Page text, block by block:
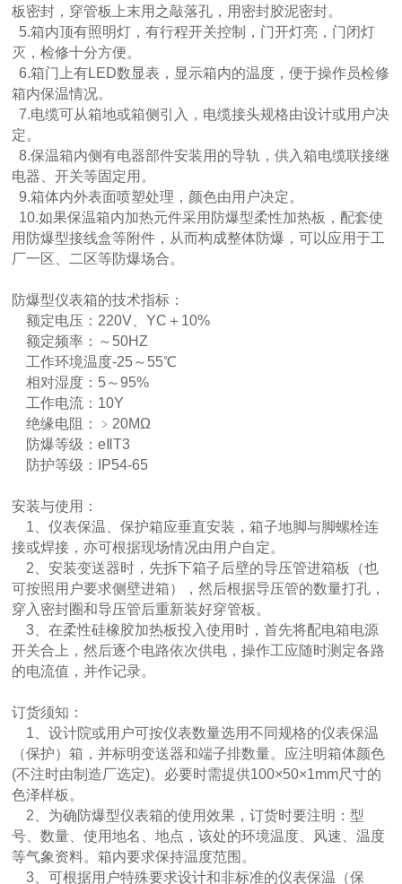
板密封，穿管板上末用之敲落孔，用密封胶泥密封。
5.箱内顶有照明灯，有行程开关控制，门开灯亮，门闭灯
灭，检修十分方便。
6.箱门上有LED数显表，显示箱内的温度，便于操作员检修
箱内保温情况。
7.电缆可从箱地或箱侧引入，电缆接头规格由设计或用户决
定。
8.保温箱内侧有电器部件安装用的导轨，供入箱电缆联接继
电器、开关等固定用。
9.箱体内外表面喷塑处理，颜色由用户决定。
10.如果保温箱内加热元件采用防爆型柔性加热板，配套使
用防爆型接线盒等附件，从而构成整体防爆，可以应用于工
厂一区、二区等防爆场合。
防爆型仪表箱的技术指标：
额定电压：220V、YC＋10%
额定频率：～50HZ
工作环境温度-25～55℃
相对湿度：5～95%
工作电流：10Y
绝缘电阻：﹥20MΩ
防爆等级：eⅡT3
防护等级：IP54-65
安装与使用：
1、仪表保温、保护箱应垂直安装，箱子地脚与脚螺栓连
接或焊接，亦可根据现场情况由用户自定。
2、安装变送器时，先拆下箱子后壁的导压管进箱板（也
可按照用户要求侧壁进箱），然后根据导压管的数量打孔，
穿入密封圈和导压管后重新装好穿管板。
3、在柔性硅橡胶加热板投入使用时，首先将配电箱电源
开关合上，然后逐个电路依次供电，操作工应随时测定各路
的电流值，并作记录。
订货须知：
1、设计院或用户可按仪表数量选用不同规格的仪表保温
（保护）箱，并标明变送器和端子排数量。应注明箱体颜色
(不注时由制造厂选定)。必要时需提供100×50×1mm尺寸的
色泽样板。
2、为确防爆型仪表箱的使用效果，订货时要注明：型
号、数量、使用地名、地点，该处的环境温度、风速、温度
等气象资料。箱内要求保持温度范围。
3、可根据用户特殊要求设计和非标准的仪表保温（保